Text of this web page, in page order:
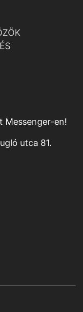
Messenger-en!
utca 81.